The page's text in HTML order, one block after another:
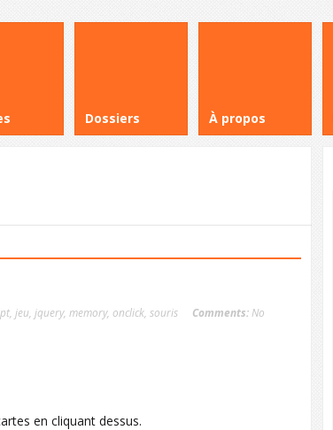
Dossiers À propos
jeu jquery, memory, onclick souris Comments: No
en cliquant dessus.